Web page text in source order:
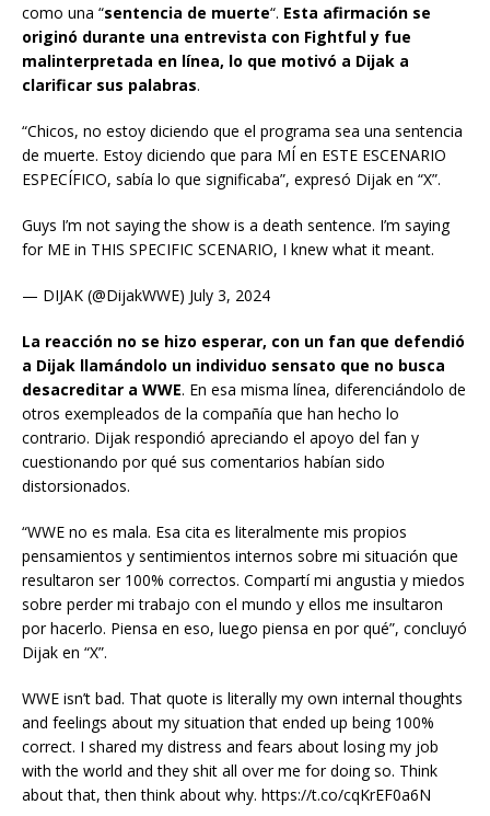
como una “sentencia de muerte“. Esta afirmación se
originó durante una entrevista con Fightful y fue
malinterpretada en línea, lo que motivó a Dijak a
clarificar sus palabras.
“Chicos, no estoy diciendo que el programa sea una sentencia
de muerte. Estoy diciendo que para MÍ en ESTE ESCENARIO
ESPECÍFICO, sabía lo que significaba”, expresó Dijak en “X”.
Guys I’m not saying the show is a death sentence. I’m saying
for ME in THIS SPECIFIC SCENARIO, I knew what it meant.
— DIJAK (@DijakWWE) July 3, 2024
La reacción no se hizo esperar, con un fan que defendió
a Dijak llamándolo un individuo sensato que no busca
desacreditar a WWE. En esa misma línea, diferenciándolo de
otros exempleados de la compañía que han hecho lo
contrario. Dijak respondió apreciando el apoyo del fan y
cuestionando por qué sus comentarios habían sido
distorsionados.
“WWE no es mala. Esa cita es literalmente mis propios
pensamientos y sentimientos internos sobre mi situación que
resultaron ser 100% correctos. Compartí mi angustia y miedos
sobre perder mi trabajo con el mundo y ellos me insultaron
por hacerlo. Piensa en eso, luego piensa en por qué”, concluyó
Dijak en “X”.
WWE isn’t bad. That quote is literally my own internal thoughts
and feelings about my situation that ended up being 100%
correct. I shared my distress and fears about losing my job
with the world and they shit all over me for doing so. Think
about that, then think about why. https://t.co/cqKrEF0a6N